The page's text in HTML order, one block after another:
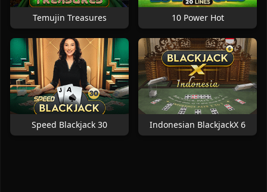
Temujin Treasures 10 Power Hot
Speed Blackjack 30 Indonesian BlackjackX 6